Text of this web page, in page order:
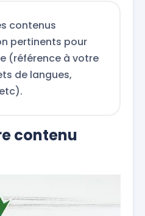
contenus
pertinents pour
(référence à votre
de langues,
contenu